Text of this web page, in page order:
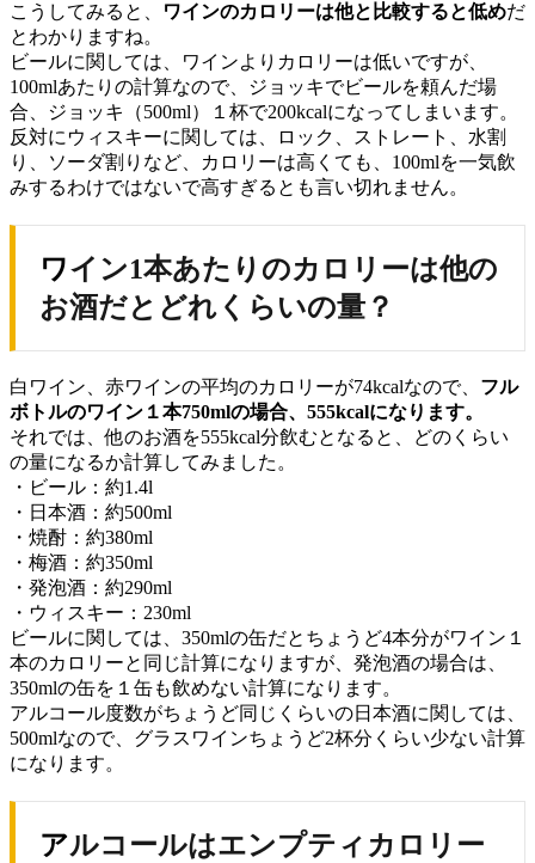
こうしてみると、 ワインのカロリーは他と比較すると低めだ
とわかりますね。
ビールに関しては、ワインよりカロリーは低いですが、
100mlあたりの計算なので、ジョッキでビールを頼んだ場
合、ジョッキ（500ml）１杯で200kcalになってしまいます。
反対にウィスキーに関しては、ロック、ストレート、水割
り、ソーダ割りなど、カロリーは高くても、100mlを一気飲
みするわけではないで高すぎるとも言い切れません。
ワイン1本あたりのカロリーは他の
お酒だとどれくらいの量？
白ワイン、赤ワインの平均のカロリーが74kcalなので、 フル
ボトルのワイン１本750mlの場合、555kcalになります。
それでは、他のお酒を555kcal分飲むとなると、どのくらい
の量になるか計算してみました。
・ビール：約1.4l
・日本酒：約500ml
・焼酎：約380ml
・梅酒：約350ml
・発泡酒：約290ml
・ウィスキー：230ml
ビールに関しては、350mlの缶だとちょうど4本分がワイン１
本のカロリーと同じ計算になりますが、発泡酒の場合は、
350mlの缶を１缶も飲めない計算になります。
アルコール度数がちょうど同じくらいの日本酒に関しては、
500mlなので、グラスワインちょうど2杯分くらい少ない計算
になります。
アルコールはエンプティカロリー